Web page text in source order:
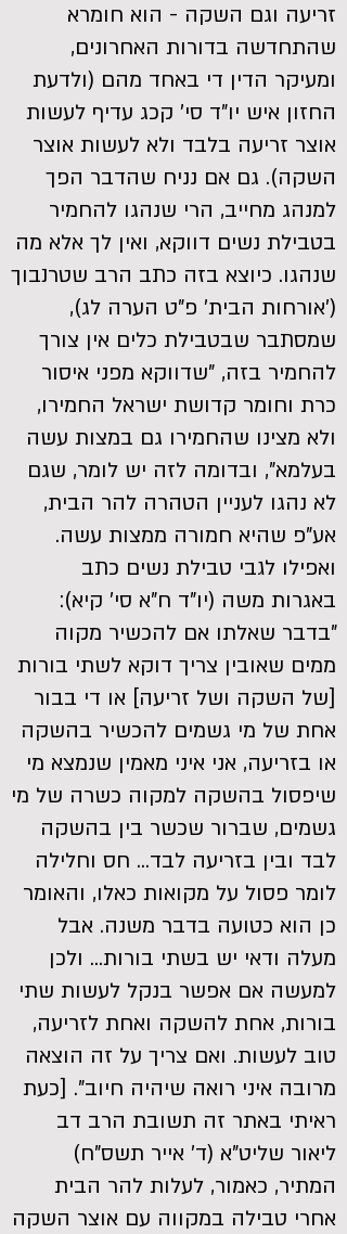
זריעה וגם השקה - הוא חומרא
שהתחדשה בדורות האחרונים,
ומעיקר הדין די באחד מהם (ולדעת
החזון איש יו"ד סי' קכג עדיף לעשות
אוצר זריעה בלבד ולא לעשות אוצר
השקה). גם אם נניח שהדבר הפך
למנהג מחייב, הרי שנהגו להחמיר
בטבילת נשים דווקא, ואין לך אלא מה
שנהגו. כיוצא בזה כתב הרב שטרנבוך
('אורחות הבית' פ"ט הערה לג),
שמסתבר שבטבילת כלים אין צורך
להחמיר בזה, "שדווקא מפני איסור
כרת וחומר קדושת ישראל החמירו,
ולא מצינו שהחמירו גם במצות עשה
בעלמא", ובדומה לזה יש לומר, שגם
לא נהגו לעניין הטהרה להר הבית,
אע"פ שהיא חמורה ממצות עשה.
ואפילו לגבי טבילת נשים כתב
באגרות משה (יו"ד ח"א סי' קיא):
"בדבר שאלתו אם להכשיר מקוה
ממים שאובין צריך דוקא לשתי בורות
[של השקה ושל זריעה] או די בבור
אחת של מי גשמים להכשיר בהשקה
או בזריעה, אני איני מאמין שנמצא מי
שיפסול בהשקה למקוה כשרה של מי
גשמים, שברור שכשר בין בהשקה
לבד ובין בזריעה לבד... חס וחלילה
לומר פסול על מקואות כאלו, והאומר
כן הוא כטועה בדבר משנה. אבל
מעלה ודאי יש בשתי בורות... ולכן
למעשה אם אפשר בנקל לעשות שתי
בורות, אחת להשקה ואחת לזריעה,
טוב לעשות. ואם צריך על זה הוצאה
מרובה איני רואה שיהיה חיוב". [כעת
ראיתי באתר זה תשובת הרב דב
ליאור שליט"א (ד' אייר תשס"ח)
המתיר, כאמור, לעלות להר הבית
אחרי טבילה במקווה עם אוצר השקה